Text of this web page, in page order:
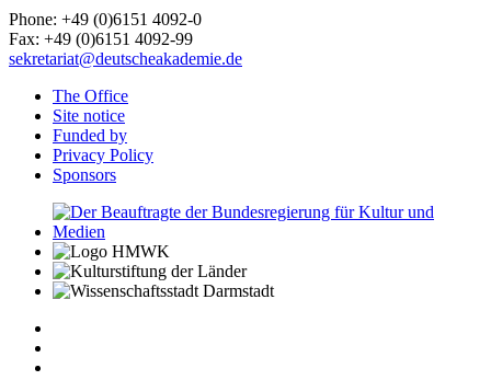
Phone: +49 (0)6151 4092-0
Fax: +49 (0)6151 4092-99
sekretariat@deutscheakademie.de
The Office
Site notice
Funded by
Privacy Policy
Sponsors